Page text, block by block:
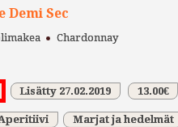
Demi Sec
Chardonnay
Lisätty 27.02.2019 13.00€
Marjat ja hedelmät